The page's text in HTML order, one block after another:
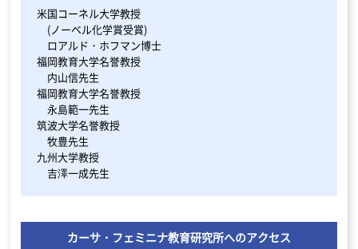
米国コーネル大学教授
(ノーベル化学賞受賞)
ロアルド・ホフマン博士
福岡教育大学名誉教授
内山信先生
福岡教育大学名誉教授
永島範一先生
筑波大学名誉教授
牧豊先生
九州大学教授
吉澤一成先生
カーサ・フェミニナ教育研究所へのアクセス